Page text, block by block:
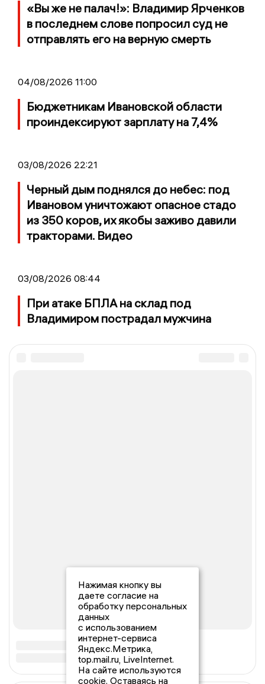
«Вы же не палач!»: Владимир Ярченков
в последнем слове попросил суд не
отправлять его на верную смерть
04/08/2026 11:00
Бюджетникам Ивановской области
проиндексируют зарплату на 7,4%
03/08/2026 22:21
Черный дым поднялся до небес: под
Ивановом уничтожают опасное стадо
из 350 коров, их якобы заживо давили
тракторами. Видео
03/08/2026 08:44
При атаке БПЛА на склад под
Владимиром пострадал мужчина
Нажимая кнопку вы
даете согласие на
обработку персональных
данных
с использованием
интернет-сервиса
Яндекс.Метрика,
top.mail.ru, LiveInternet.
На сайте используются
cookie. Оставаясь на